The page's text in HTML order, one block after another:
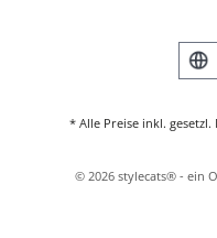
* Alle Preise inkl.
© 2026 stylecats® - ein